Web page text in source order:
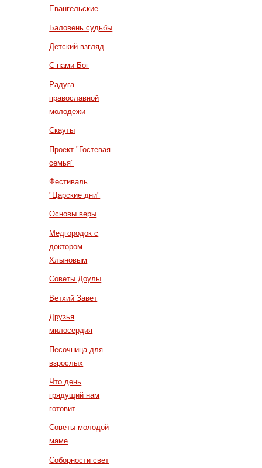
Евангельские
Баловень судьбы
Детский взгляд
С нами Бог
Радуга
православной
молодежи
Скауты
Проект "Гостевая
семья"
Фестиваль
"Царские дни"
Основы веры
Медгородок с
доктором
Хлыновым
Советы Доулы
Ветхий Завет
Друзья
милосердия
Песочница для
взрослых
Что день
грядущий нам
готовит
Советы молодой
маме
Соборности свет